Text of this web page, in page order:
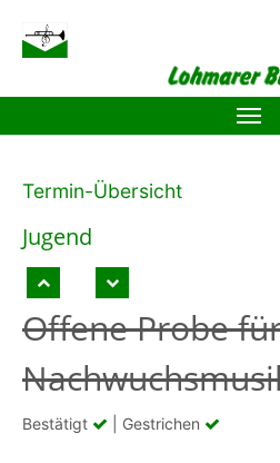
Termin-Übersicht
Jugend
Offene Probe
Bestätigt | Gestrichen